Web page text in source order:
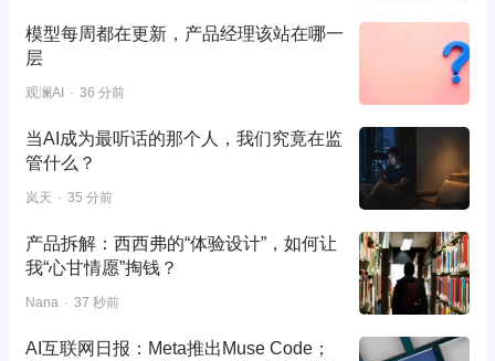
模型每周都在更新，产品经理该站在哪一
层
观澜AI 36 分前
当AI成为最听话的那个人，我们究竟在监
管什么？
岚天 35 分前
产品拆解：西西弗的“体验设计”，如何让
我“心甘情愿”掏钱？
Nana 37 秒前
AI互联网日报：Meta推出Muse Code；